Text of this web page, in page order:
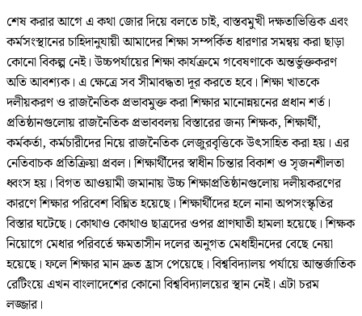
শেষ করার আগে এ কথা জোর দিয়ে বলতে চাই, বাস্তবমুখী দক্ষতাভিত্তিক এবং
কর্মসংস্থানের চাহিদানুযায়ী আমাদের শিক্ষা সম্পর্কিত ধারণার সমন্বয় করা ছাড়া
কোনো বিকল্প নেই। উচ্চপর্যায়ের শিক্ষা কার্যক্রমে গবেষণাকে অন্তর্ভুক্তকরণ
অতি আবশ্যক। এ ক্ষেত্রে সব সীমাবদ্ধতা দূর করতে হবে। শিক্ষা খাতকে
দলীয়করণ ও রাজনৈতিক প্রভাবমুক্ত করা শিক্ষার মানোন্নয়নের প্রধান শর্ত।
প্রতিষ্ঠানগুলোয় রাজনৈতিক প্রভাববলয় বিস্তারের জন্য শিক্ষক, শিক্ষার্থী,
কর্মকর্তা, কর্মচারীদের নিয়ে রাজনৈতিক লেজুরবৃত্তিকে উৎসাহিত করা হয়। এর
নেতিবাচক প্রতিক্রিয়া প্রবল। শিক্ষার্থীদের স্বাধীন চিন্তার বিকাশ ও সৃজনশীলতা
ধ্বংস হয়। বিগত আওয়ামী জমানায় উচ্চ শিক্ষাপ্রতিষ্ঠানগুলোয় দলীয়করণের
কারণে শিক্ষার পরিবেশ বিঘ্নিত হয়েছে। শিক্ষার্থীদের হলে নানা অপসংস্কৃতির
বিস্তার ঘটেছে। কোথাও কোথাও ছাত্রদের ওপর প্রাণঘাতী হামলা হয়েছে। শিক্ষক
নিয়োগে মেধার পরিবর্তে ক্ষমতাসীন দলের অনুগত মেধাহীনদের বেছে নেয়া
হয়েছে। ফলে শিক্ষার মান দ্রুত হ্রাস পেয়েছে। বিশ্ববিদ্যালয় পর্যায়ে আন্তর্জাতিক
রেটিংয়ে এখন বাংলাদেশের কোনো বিশ্ববিদ্যালয়ের স্থান নেই। এটা চরম
লজ্জার।